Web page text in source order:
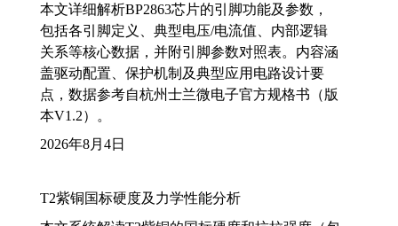
本文详细解析BP2863芯片的引脚功能及参数，
包括各引脚定义、典型电压/电流值、内部逻辑
关系等核心数据，并附引脚参数对照表。内容涵
盖驱动配置、保护机制及典型应用电路设计要
点，数据参考自杭州士兰微电子官方规格书（版
本V1.2）。
2026年8月4日
T2紫铜国标硬度及力学性能分析